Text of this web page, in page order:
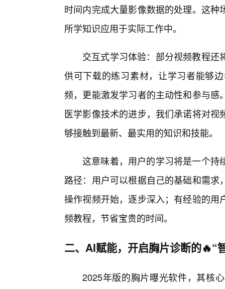
时间内完成大量影像数据的处理。这
所学知识应用于实际工作中。
交互式学习体验：部分视频教程
供可下载的练习素材，让学习者能够
频，更能激发学习者的主动性和参与
医学影像技术的进步，我们承诺将对
够接触到最新、最实用的知识和技能。
这意味着，用户的学习将是一个持
路径：用户可以根据自己的基础和需
操作视频开始，逐步深入；有经验的
频教程，节省宝贵的时间。
二、AI赋能，开启胸片诊断的🔥“
2025年版的胸片曝光软件，其核